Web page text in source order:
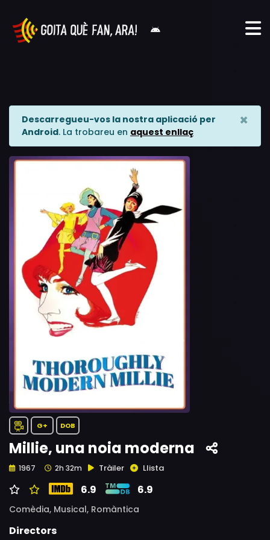
Descarregueu-vos la nostra aplicació per
Android. La trobareu en aquest enllaç
×
G+ DOB
Millie, una noia moderna
1967 2h 32m Tràiler Llista
6.9 6.9
Comèdia, Musical, Romàntica
Directors